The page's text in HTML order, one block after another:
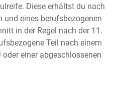
Diese erhältst du nach
und eines berufsbezogenen
in der Regel nach der 11.
Teil nach einem
einer abgeschlossenen